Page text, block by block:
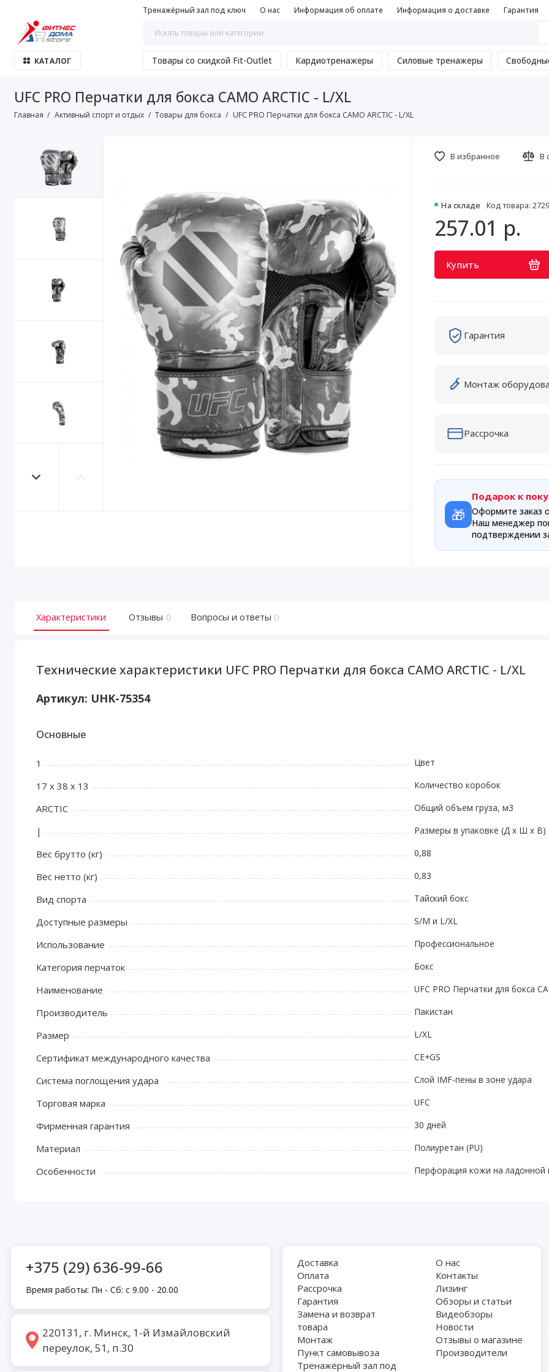
Тренажёрный зал под ключ О нас Информация об оплате Информация о доставке Гарантия
КАТАЛОГ Товары со скидкой Fit-Outlet Кардиотренажеры Силовые тренажеры
UFC PRO Перчатки для бокса CAMO ARCTIC - L/XL
Главная Активный спорт и отдых Товары для бокса UFC PRO Перчатки для бокса CAMO ARCTIC - L/XL
На складе Код товара:
257.01 р.
Купить
В избранное В
Гарантия
Монтаж
Рассрочка
🎁
Подарок к
Оформите заказ
Наш менеджер
подтверждении
Характеристики Отзывы 0 Вопросы и ответы 0
Технические характеристики UFC PRO Перчатки для бокса CAMO ARCTIC - L/XL
Артикул: UHK-75354
Основные
1 Цвет
17 x 38 x 13 Количество коробок
ARCTIC Общий объем груза, м3
| Размеры в упаковке (Д х Ш х В)
Вес брутто (кг) 0,88
Вес нетто (кг) 0,83
Вид спорта Тайский бокс
Доступные размеры S/M и L/XL
Использование Профессиональное
Категория перчаток Бокс
Наименование UFC PRO Перчатки для бокса
Производитель Пакистан
Размер L/XL
Сертификат международного качества CE+GS
Система поглощения удара Слой IMF-пены в зоне удара
Торговая марка UFC
Фирменная гарантия 30 дней
Материал Полиуретан (PU)
Особенности Перфорация кожи на ладонной
+375 (29) 636-99-66
Время работы: Пн - Сб: с 9.00 - 20.00
220131, г. Минск, 1-й Измайловский
переулок, 51, п.30
Доставка
Оплата
Рассрочка
Гарантия
Замена и возврат
товара
Монтаж
Пункт самовывоза
Тренажёрный зал под
О нас
Контакты
Лизинг
Обзоры и статьи
Видеобзоры
Новости
Отзывы о магазине
Производители